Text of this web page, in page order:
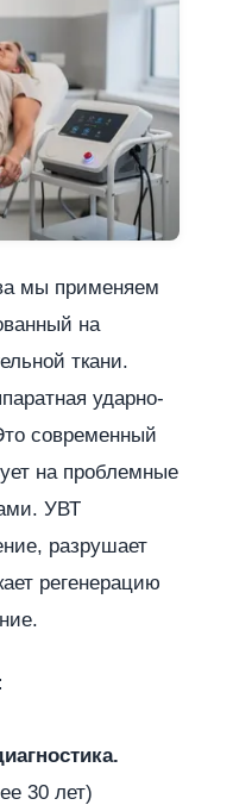
мы применяем
на
ткани.
ударно-
современный
на проблемные
УВТ
разрушает
регенерацию
30 лет)